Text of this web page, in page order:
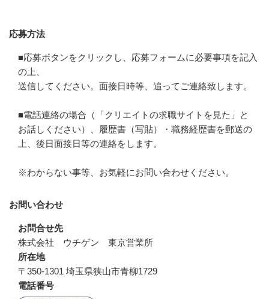
応募方法
■応募ボタンをクリックし、応募フォームに必要事項を記入
の上、
送信してください。面接日時等、追ってご連絡致します。
■電話連絡の場合（「クリエイトの求職サイトを見た」と
お話しください）、履歴書（写貼）・職務経歴書を郵送の
上、後日面接日等の連絡をします。
※わからない事等、お気軽にお問い合わせください。
お問い合わせ
お問合せ先
株式会社　ウチゲン　東京営業所
所在地
〒350-1301 埼玉県狭山市青柳1729
電話番号